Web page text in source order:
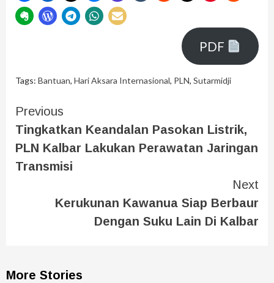
PDF
Tags: Bantuan, Hari Aksara Internasional, PLN, Sutarmidji
Previous
Tingkatkan Keandalan Pasokan Listrik,
PLN Kalbar Lakukan Perawatan Jaringan
Transmisi
Next
Kerukunan Kawanua Siap Berbaur
Dengan Suku Lain Di Kalbar
More Stories